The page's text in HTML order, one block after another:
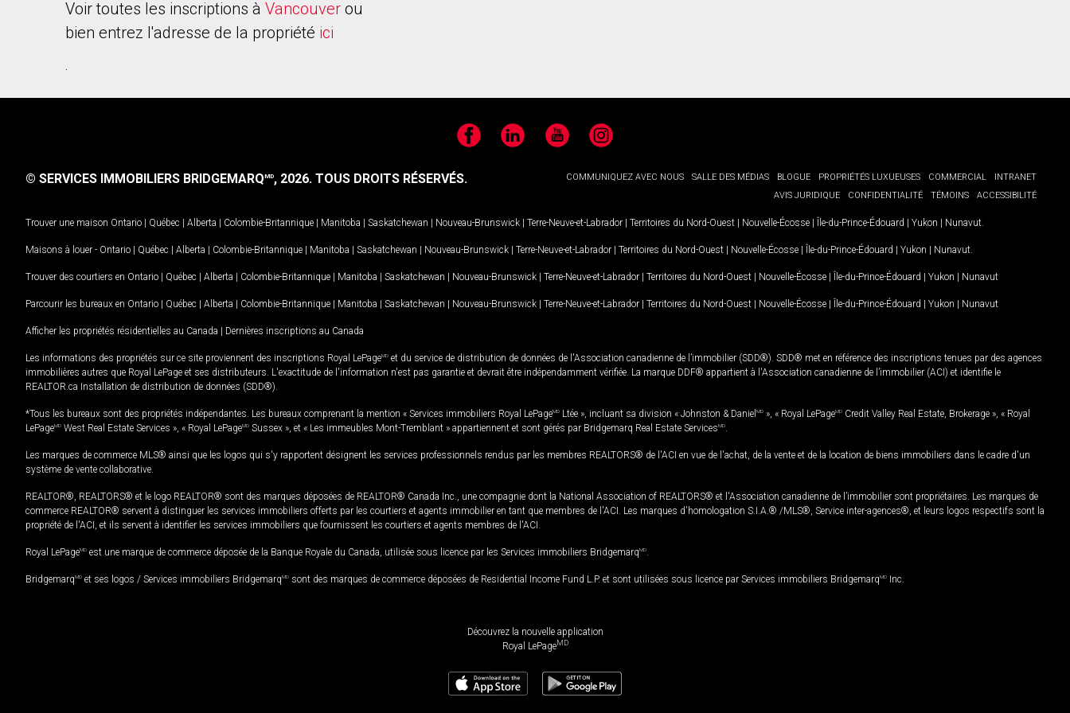
Voir toutes les inscriptions à Vancouver ou
bien entrez l'adresse de la propriété ici
.
FacebookLinkedIn YouTubeInstagram
COMMUNIQUEZ AVEC NOUS SALLE DES MÉDIAS BLOGUE PROPRIÉTÉS LUXUEUSES COMMERCIAL
INTRANET
AVIS JURIDIQUE
CONFIDENTIALITÉ TÉMOINS ACCESSIBILITÉ
© SERVICES IMMOBILIERS BRIDGEMARQMD, 2026. TOUS DROITS RÉSERVÉS.
Trouver une maison Ontario | Québec | Alberta | Colombie-Britannique | Manitoba | Saskatchewan | Nouveau-Brunswick | Terre-Neuve-et-Labrador | Territoires du Nord-Ouest | Nouvelle-Écosse | Île-du-Prince-Édouard | Yukon | Nunavut
Maisons à louer - Ontario | Québec | Alberta | Colombie-Britannique | Manitoba | Saskatchewan | Nouveau-Brunswick | Terre-Neuve-et-Labrador | Territoires du Nord-Ouest | Nouvelle-Écosse | Île-du-Prince-Édouard | Yukon | Nunavut
Trouver des courtiers en Ontario | Québec | Alberta | Colombie-Britannique | Manitoba | Saskatchewan | Nouveau-Brunswick | Terre-Neuve-et-Labrador | Territoires du Nord-Ouest | Nouvelle-Écosse | Île-du-Prince-Édouard | Yukon | Nunavut
Parcourir les bureaux en Ontario | Québec | Alberta | Colombie-Britannique | Manitoba | Saskatchewan | Nouveau-Brunswick | Terre-Neuve-et-Labrador | Territoires du Nord-Ouest | Nouvelle-Écosse | Île-du-Prince-Édouard | Yukon | Nunavut
Afficher les propriétés résidentielles au Canada | Dernières inscriptions au Canada
Les informations des propriétés sur ce site proviennent des inscriptions Royal LePageMD et du service de distribution de données de l'Association canadienne de l’immobilier (SDD®). SDD® met en référence des inscriptions tenues par des agences
immobilières autres que Royal LePage et ses distributeurs. L'exactitude de l'information n'est pas garantie et devrait être indépendamment vérifiée. La marque DDF® appartient à l'Association canadienne de l’immobilier (ACI) et identifie le
REALTOR.ca Installation de distribution de données (SDD®).
*Tous les bureaux sont des propriétés indépendantes. Les bureaux comprenant la mention « Services immobiliers Royal LePageMD Ltée », incluant sa division « Johnston & Daniel MD », « Royal LePageMD Credit Valley Real Estate, Brokerage », « Royal
LePageMD West Real Estate Services », « Royal LePageMD Sussex », et « Les immeubles Mont-Tremblant » appartiennent et sont gérés par Bridgemarq Real Estate ServicesMD
Les marques de commerce MLS® ainsi que les logos qui s'y rapportent désignent les services professionnels rendus par les membres REALTORS® de l'ACI en vue de l'achat, de la vente et de la location de biens immobiliers dans le cadre d'un
système de vente collaborative.
REALTOR®, REALTORS® et le logo REALTOR® sont des marques déposées de REALTOR® Canada Inc., une compagnie dont la National Association of REALTORS® et l'Association canadienne de l’immobilier sont propriétaires. Les marques de
commerce REALTOR® servent à distinguer les services immobiliers offerts par les courtiers et agents immobilier en tant que membres de l'ACI. Les marques d'homologation S.I.A.® /MLS®, Service inter-agences®, et leurs logos respectifs sont la
propriété de l'ACI, et ils servent à identifier les services immobiliers que fournissent les courtiers et agents membres de l'ACI.
Royal LePageMD est une marque de commerce déposée de la Banque Royale du Canada, utilisée sous licence par les Services immobiliers BridgemarqMD
BridgemarqMD et ses logos / Services immobiliers BridgemarqMD sont des marques de commerce déposées de Residential Income Fund L.P. et sont utilisées sous licence par Services immobiliers BridgemarqMD Inc.
Découvrez la nouvelle application
Royal LePageMD